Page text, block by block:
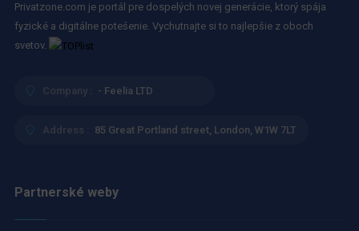
Privatzone.com je portál pre dospelých novej generácie, ktorý spája
fyzické a digitálne potešenie. Vychutnajte si to najlepšie z oboch
svetov.
Company : - Feelia LTD
Address : 85 Great Portland street, London, W1W 7LT
Partnerské weby